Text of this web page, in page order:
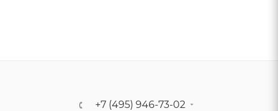
+7 (495) 946-73-02